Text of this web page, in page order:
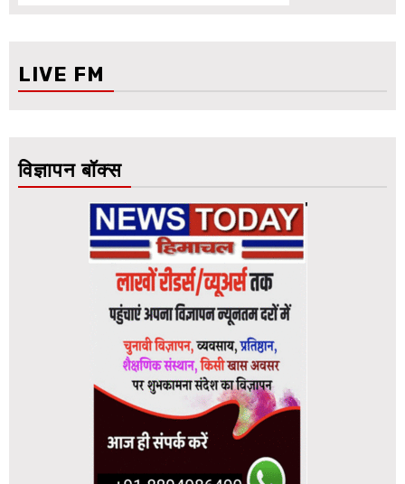
LIVE FM
विज्ञापन बॉक्स